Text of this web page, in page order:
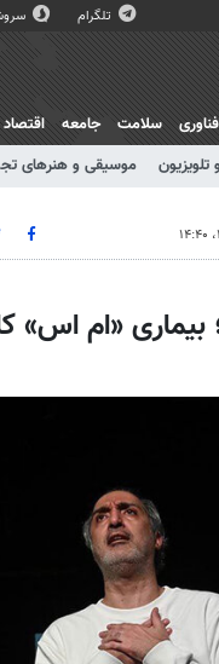
تلگرام
تلویزیون موسیقی و هنرهای
سلامت جامعه اقتصاد
بیماری «ام اس»